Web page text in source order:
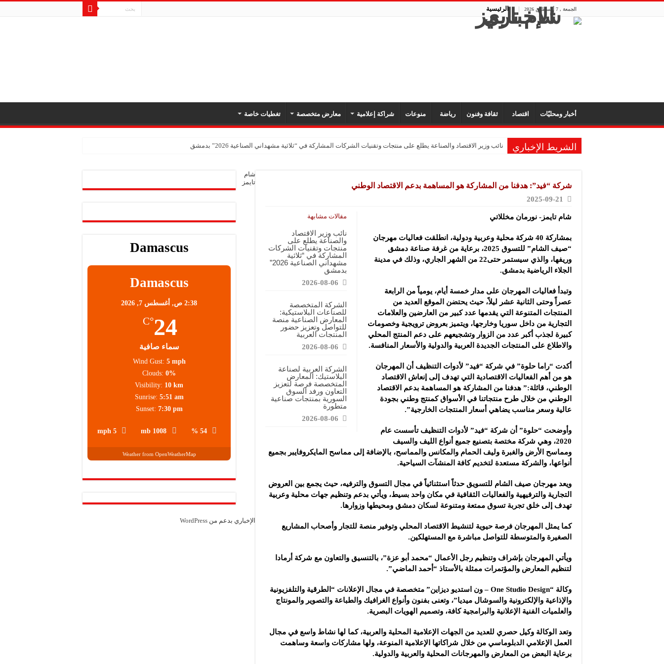
الجمعة , 7 أغسطس 2026 الرئيسية
أخبار ومحليّات اقتصاد ثقافة وفنون رياضة منوعات شراكة إعلامية معارض متخصصة تغطيات خاصة
الشريط الإخباري نائب وزير الاقتصاد والصناعة يطلع على منتجات وتقنيات الشركات المشاركة في “ثلاثية مشهداني الصناعية 2026” بدمشق
شركة “فيد”: هدفنا من المشاركة هو المساهمة بدعم الاقتصاد الوطني
2025-09-21
مقالات مشابهة
نائب وزير الاقتصاد
والصناعة يطلع على
منتجات وتقنيات الشركات
المشاركة في “ثلاثية
مشهداني الصناعية 2026”
بدمشق
2026-08-06
الشركة المتخصصة
للصناعات البلاستيكية:
المعارض الصناعية منصة
للتواصل وتعزيز حضور
المنتجات العربية
2026-08-06
الشركة العربية لصناعة
البلاستيك: المعارض
المتخصصة فرصة لتعزيز
التعاون ورفد السوق
السورية بمنتجات صناعية
متطورة
2026-08-06
شام تايمز- نورمان مخللاتي
بمشاركة 40 شركة محلية وعربية ودولية، انطلقت فعاليات مهرجان
“صيف الشام” للتسوق 2025، برعاية من غرفة صناعة دمشق
وريفها، والذي سيستمر حتى22 من الشهر الجاري، وذلك في مدينة
الجلاء الرياضية بدمشق.
وتبدأ فعاليات المهرجان على مدار خمسة أيام، يومياً من الرابعة
عصراً وحتى الثانية عشر ليلاً، حيث يحتضن الموقع العديد من
المنتجات المتنوعة التي يقدمها عدد كبير من العارضين والعلامات
التجارية من داخل سوريا وخارجها، ويتميز بعروض ترويجية وخصومات
كبيرة لجذب أكبر عدد من الزوار وتشجيعهم على دعم المنتج المحلي
والاطلاع على المنتجات الجديدة العربية والدولية والأسعار المنافسة.
أكدت “راما حلوة” في شركة “فيد” لأدوات التنظيف أن المهرجان
هو من أهم الفعاليات الاقتصادية التي تهدف إلى إنعاش الاقتصاد
الوطني، قائلة:” هدفنا من المشاركة هو المساهمة بدعم الاقتصاد
الوطني من خلال طرح منتجاتنا في الأسواق كمنتج وطني بجودة
عالية وسعر مناسب يضاهي أسعار المنتجات الخارجية”.
وأوضحت “حلوة” أن شركة “فيد” لأدوات التنظيف تأسست عام
2020، وهي شركة مختصة بتصنيع جميع أنواع الليف والسيف
ومماسح الأرض والغبرة وليف الحمام والمكانس والمماسح، بالإضافة إلى مماسح المايكروفايبر بجميع
أنواعها، والشركة مستعدة لتخديم كافة المنشآت السياحية.
ويعد مهرجان صيف الشام للتسويق حدثاً استثنائياً في مجال التسوق والترفيه، حيث يجمع بين العروض
التجارية والترفيهية والفعاليات الثقافية في مكان واحد بسيط، ويأتي بدعم وتنظيم جهات محلية وعربية
تهدف إلى خلق تجربة تسوق ممتعة ومتنوعة لسكان دمشق ومحيطها وزوارها.
كما يمثل المهرجان فرصة حيوية لتنشيط الاقتصاد المحلي وتوفير منصة للتجار وأصحاب المشاريع
الصغيرة والمتوسطة للتواصل مباشرة مع المستهلكين.
ويأتي المهرجان بإشراف وتنظيم رجل الأعمال “محمد أبو عزة”، بالتنسيق والتعاون مع شركة أرمادا
لتنظيم المعارض والمؤتمرات ممثلة بالأستاذ “أحمد الماضي”.
وكالة “One Studio Design – ون استديو ديزاين” متخصصة في مجال الإعلانات “الطرقية والتلفزيونية
والإذاعية والإلكترونية والسوشال ميديا”، وتعنى بفنون وأنواع الغرافيك والطباعة والتصوير والمونتاج
والعلميات الفنية الإعلانية والبرامجية كافة، وتصميم الهويات البصرية.
وتعد الوكالة وكيل حصري للعديد من الجهات الإعلامية المحلية والعربية، كما لها نشاط واسع في مجال
العمل الإعلامي الدبلوماسي من خلال شراكاتها الإعلامية المنوعة، ولها مشاركات واسعة وساهمت
برعاية البعض من المعارض والمهرجانات المحلية والعربية والدولية.
Damascus
Damascus
2:38 ص, أغسطس 7, 2026
24
°C
سماء صافية
54 %
1008 mb
5 mph
Wind Gust: 5 mph
Clouds: 0%
Visibility: 10 km
Sunrise: 5:51 am
Sunset: 7:30 pm
Weather from OpenWeatherMap
شام
تايمز
الإخباري بدعم من WordPress